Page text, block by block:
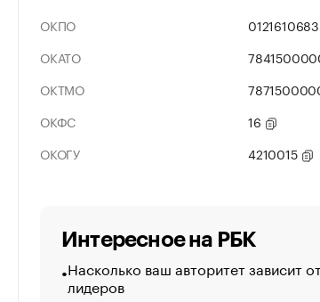
ОКПО
0121610683
ОКАТО
ОКТМО
ОКФС
16
ОКОГУ
4210015
Интересное на РБК
Насколько ваш авторитет зависит
лидеров